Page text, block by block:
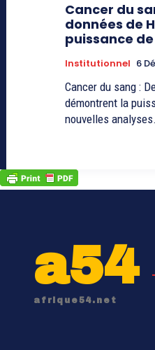
Cancer du
données de
puissance
Institutionnel 6
Cancer du sang :
démontrent la
nouvelles
a54
afrique54.net